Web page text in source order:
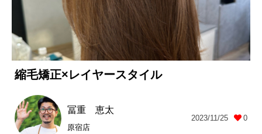
縮毛矯正×レイヤースタイル
冨重 恵太
原宿店
2023/11/25 0